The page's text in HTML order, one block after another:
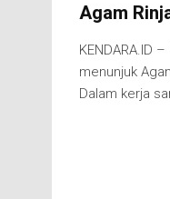
Agam
KENDARA.ID
menunjuk
Dalam kerja